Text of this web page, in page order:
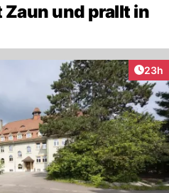
und prallt in
23h